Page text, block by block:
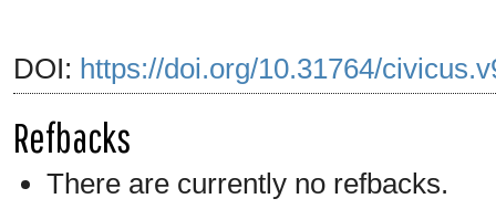
DOI: https://doi.org/10.31764/
Refbacks
There are currently no refbacks.